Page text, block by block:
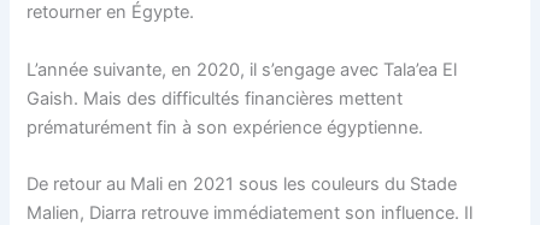
retourner en Égypte.
L’année suivante, en 2020, il s’engage avec Tala’ea El
Gaish. Mais des difficultés financières mettent
prématurément fin à son expérience égyptienne.
De retour au Mali en 2021 sous les couleurs du Stade
Malien, Diarra retrouve immédiatement son influence. Il